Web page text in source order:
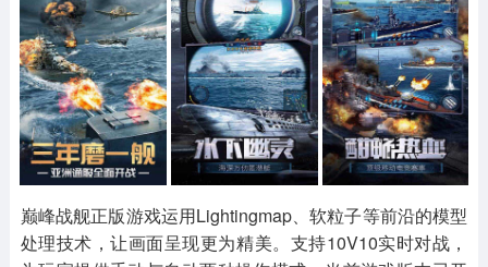
其他
1654款应用
游戏助手
515款应用
MOD游戏
1056款应用
巅峰战舰正版游戏运用Lightingmap、软粒子等前沿的模型
处理技术，让画面呈现更为精美。支持10V10实时对战，